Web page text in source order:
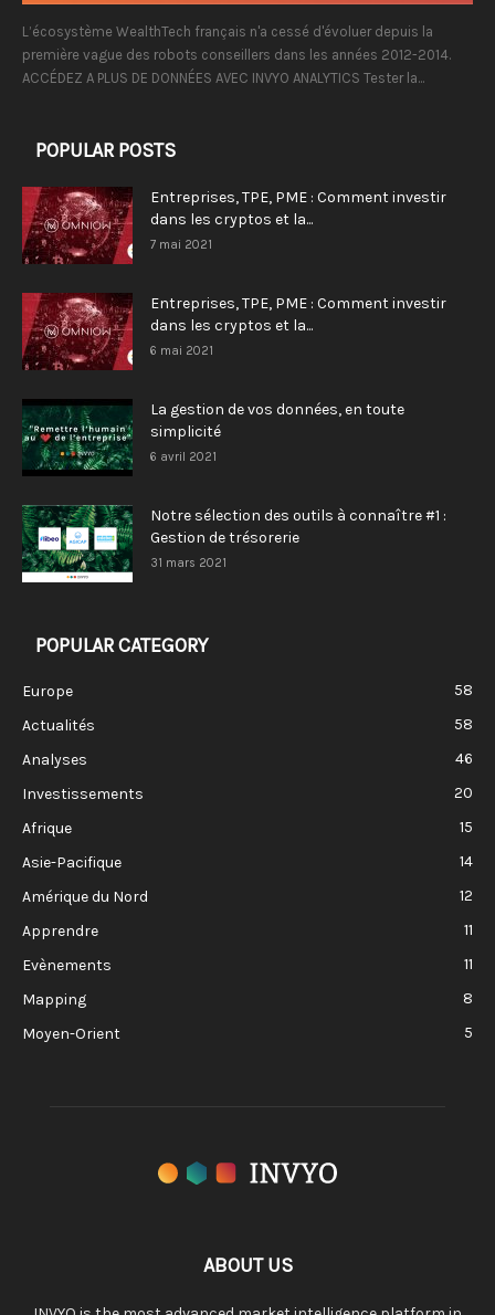
L’écosystème WealthTech français n'a cessé d'évoluer depuis la
première vague des robots conseillers dans les années 2012-2014.
ACCÉDEZ A PLUS DE DONNÉES AVEC INVYO ANALYTICS Tester la...
POPULAR POSTS
Entreprises, TPE, PME : Comment investir
dans les cryptos et la...
7 mai 2021
Entreprises, TPE, PME : Comment investir
dans les cryptos et la...
6 mai 2021
La gestion de vos données, en toute
simplicité
6 avril 2021
Notre sélection des outils à connaître #1 :
Gestion de trésorerie
31 mars 2021
POPULAR CATEGORY
Europe
58
Actualités
58
Analyses
46
Investissements
20
Afrique
15
Asie-Pacifique
14
Amérique du Nord
12
Apprendre
11
Evènements
11
Mapping
8
Moyen-Orient
5
ABOUT US